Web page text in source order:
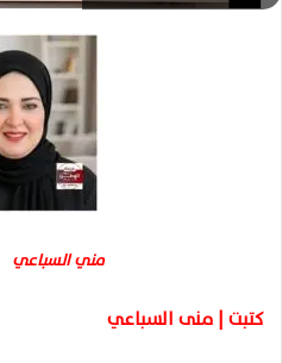
و
مني السباعي
كتبت | منى السباعي